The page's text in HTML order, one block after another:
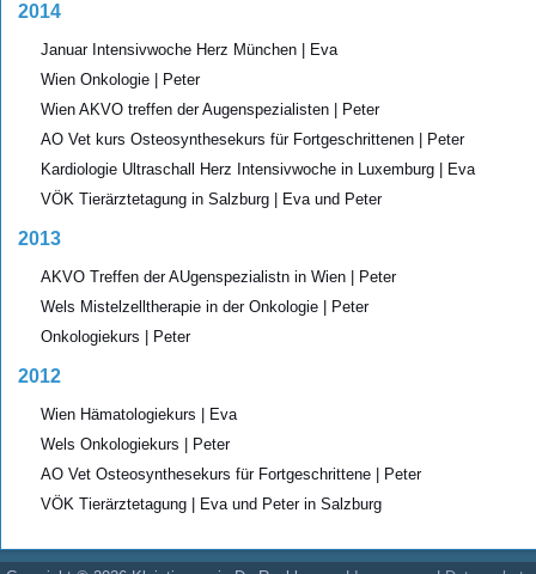
2014
Januar Intensivwoche Herz München | Eva
Wien Onkologie | Peter
Wien AKVO treffen der Augenspezialisten | Peter
AO Vet kurs Osteosynthesekurs für Fortgeschrittenen | Peter
Kardiologie Ultraschall Herz Intensivwoche in Luxemburg | Eva
VÖK Tierärztetagung in Salzburg | Eva und Peter
2013
AKVO Treffen der AUgenspezialistn in Wien | Peter
Wels Mistelzelltherapie in der Onkologie | Peter
Onkologiekurs | Peter
2012
Wien Hämatologiekurs | Eva
Wels Onkologiekurs | Peter
AO Vet Osteosynthesekurs für Fortgeschrittene | Peter
VÖK Tierärztetagung | Eva und Peter in Salzburg